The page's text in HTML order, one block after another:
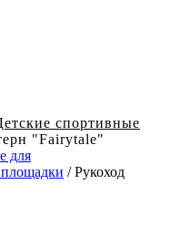
спортивные
"Fairytale"
для
/ Рукоход